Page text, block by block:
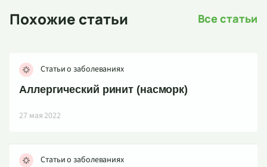
Похожие статьи Все статьи
Статьи о заболеваниях
Аллергический ринит (насморк)
27 мая 2022
Статьи о заболеваниях